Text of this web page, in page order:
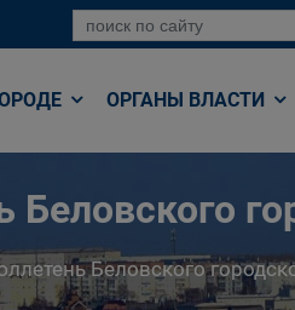
ОРГАНЫ ВЛАСТИ
Беловского